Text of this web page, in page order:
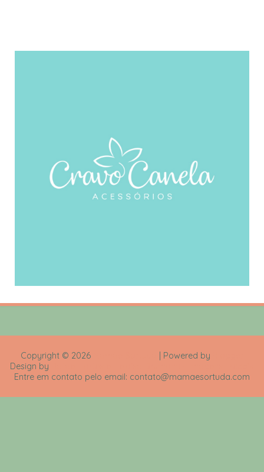
Copyright © 2026 | Powered by
Design by
Entre em contato pelo email: contato@mamaesortuda.com